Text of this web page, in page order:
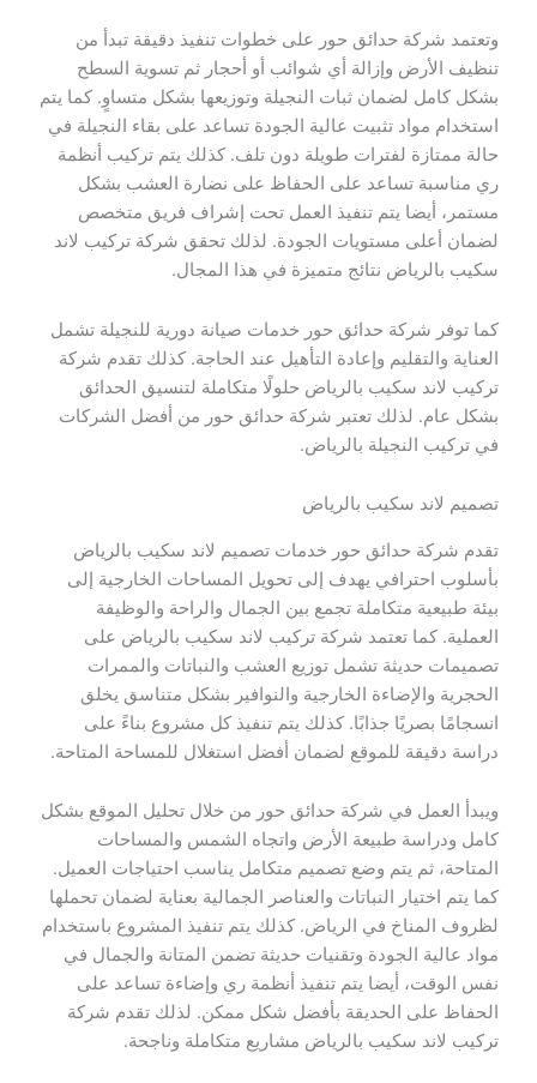
وتعتمد شركة حدائق حور على خطوات تنفيذ دقيقة تبدأ من
تنظيف الأرض وإزالة أي شوائب أو أحجار ثم تسوية السطح
بشكل كامل لضمان ثبات النجيلة وتوزيعها بشكل متساوٍ. كما يتم
استخدام مواد تثبيت عالية الجودة تساعد على بقاء النجيلة في
حالة ممتازة لفترات طويلة دون تلف. كذلك يتم تركيب أنظمة
ري مناسبة تساعد على الحفاظ على نضارة العشب بشكل
مستمر، أيضا يتم تنفيذ العمل تحت إشراف فريق متخصص
لضمان أعلى مستويات الجودة. لذلك تحقق شركة تركيب لاند
سكيب بالرياض نتائج متميزة في هذا المجال.
كما توفر شركة حدائق حور خدمات صيانة دورية للنجيلة تشمل
العناية والتقليم وإعادة التأهيل عند الحاجة. كذلك تقدم شركة
تركيب لاند سكيب بالرياض حلولًا متكاملة لتنسيق الحدائق
بشكل عام. لذلك تعتبر شركة حدائق حور من أفضل الشركات
في تركيب النجيلة بالرياض.
تصميم لاند سكيب بالرياض
تقدم شركة حدائق حور خدمات تصميم لاند سكيب بالرياض
بأسلوب احترافي يهدف إلى تحويل المساحات الخارجية إلى
بيئة طبيعية متكاملة تجمع بين الجمال والراحة والوظيفة
العملية. كما تعتمد شركة تركيب لاند سكيب بالرياض على
تصميمات حديثة تشمل توزيع العشب والنباتات والممرات
الحجرية والإضاءة الخارجية والنوافير بشكل متناسق يخلق
انسجامًا بصريًا جذابًا. كذلك يتم تنفيذ كل مشروع بناءً على
دراسة دقيقة للموقع لضمان أفضل استغلال للمساحة المتاحة.
ويبدأ العمل في شركة حدائق حور من خلال تحليل الموقع بشكل
كامل ودراسة طبيعة الأرض واتجاه الشمس والمساحات
المتاحة، ثم يتم وضع تصميم متكامل يناسب احتياجات العميل.
كما يتم اختيار النباتات والعناصر الجمالية بعناية لضمان تحملها
لظروف المناخ في الرياض. كذلك يتم تنفيذ المشروع باستخدام
مواد عالية الجودة وتقنيات حديثة تضمن المتانة والجمال في
نفس الوقت، أيضا يتم تنفيذ أنظمة ري وإضاءة تساعد على
الحفاظ على الحديقة بأفضل شكل ممكن. لذلك تقدم شركة
تركيب لاند سكيب بالرياض مشاريع متكاملة وناجحة.